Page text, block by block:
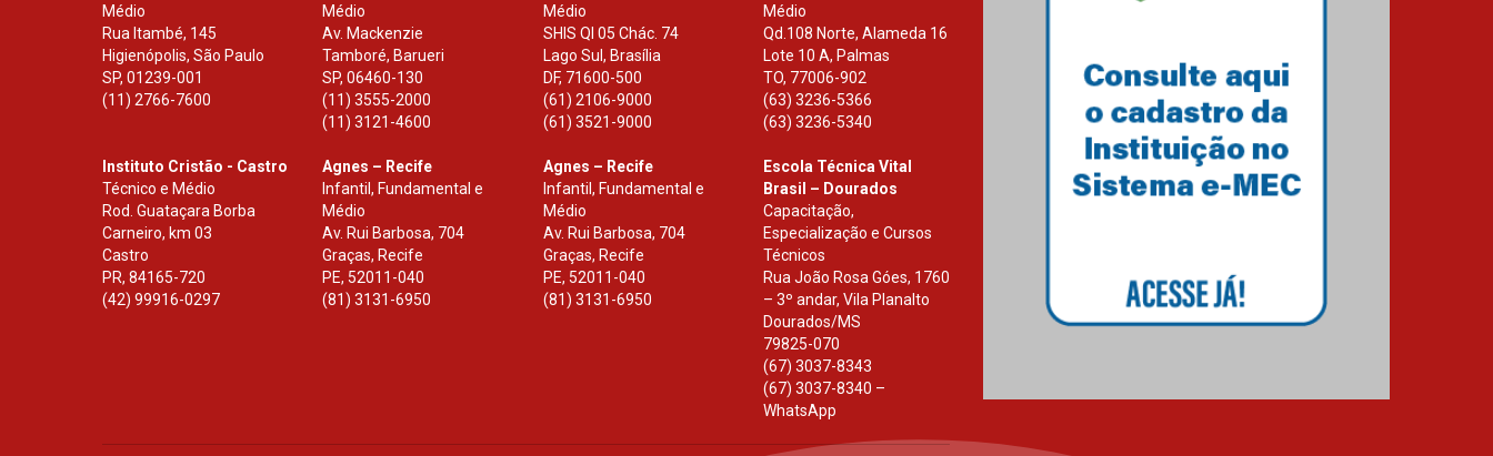
Médio
Rua Itambé, 145
Higienópolis, São Paulo
SP, 01239-001
(11) 2766-7600
Médio
Av. Mackenzie
Tamboré, Barueri
SP,06460-130
(11) 3555-2000
(11) 3121-4600
Médio
SHIS Ql 05 Chác. 74
Lago Sul, Brasília
DF, 71600-500
(61) 2106-9000
(61) 3521-9000
Médio
Qd.108 Norte, Alameda 16
Lote 10 A, Palmas
TO, 77006-902
(63) 3236-5366
(63) 3236-5340
Instituto Cristão - Castro
Técnico e Médio
Rod. Guataçara Borba
Carneiro, km 03
Castro
PR, 84165-720
(42) 99916-0297
Agnes – Recife
Infantil, Fundamental e
Médio
Av. Rui Barbosa, 704
Graças, Recife
PE, 52011-040
(81) 3131-6950
Agnes – Recife
Infantil, Fundamental e
Médio
Av. Rui Barbosa, 704
Graças, Recife
PE, 52011-040
(81) 3131-6950
Escola Técnica Vital
Brasil – Dourados
Capacitação,
Especialização e Cursos
Técnicos
Rua João Rosa Góes, 1760
– 3º andar, Vila Planalto
Dourados/MS
79825-070
(67) 3037-8343
(67) 3037-8340 –
WhatsApp